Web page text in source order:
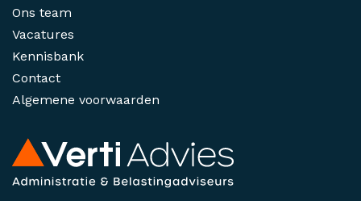
Ons team
Vacatures
Kennisbank
Contact
Algemene voorwaarden